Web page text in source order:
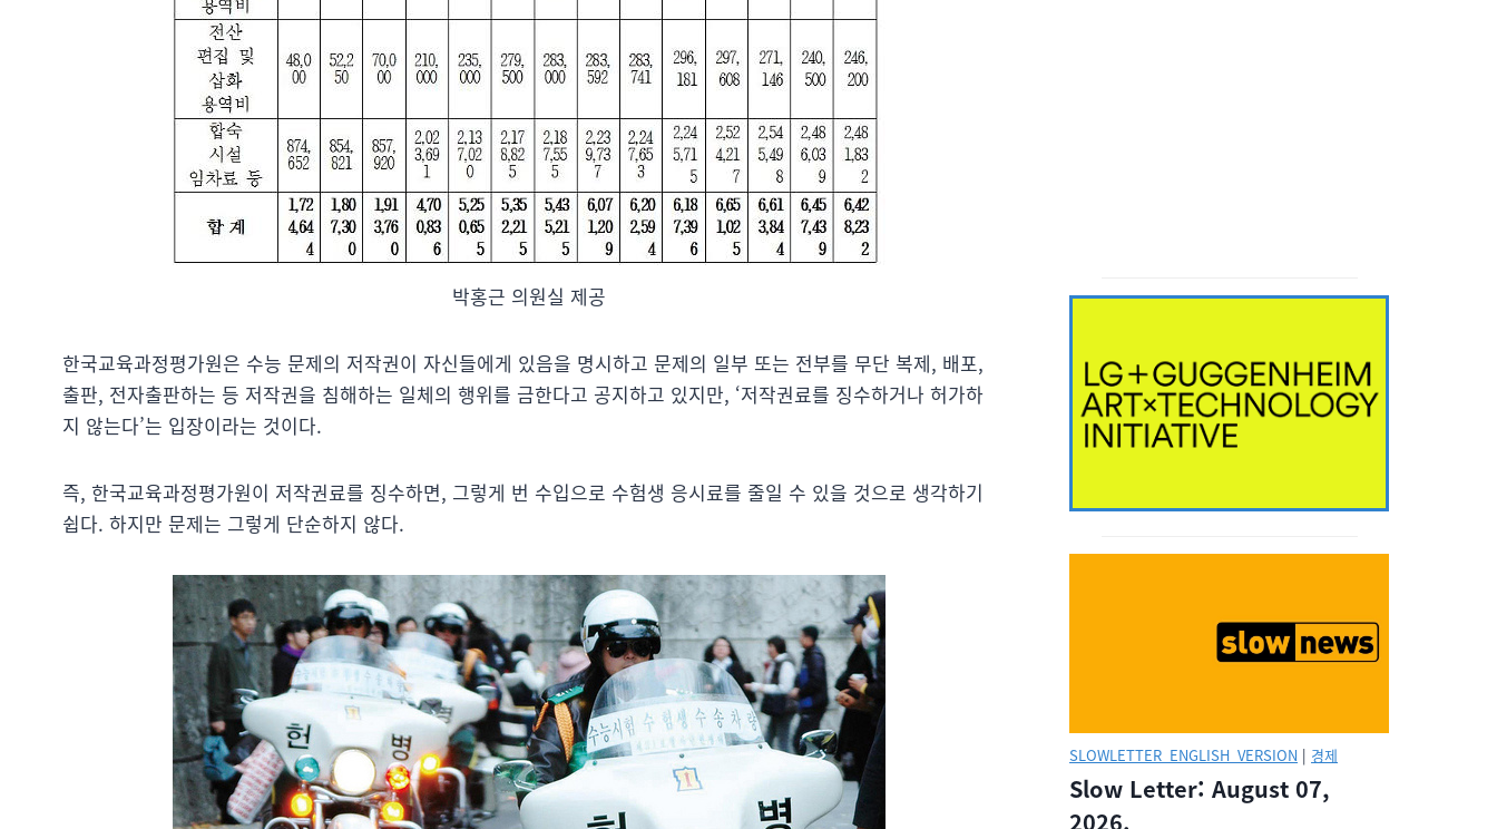
박홍근 의원실 제공
한국교육과정평가원은 수능 문제의 저작권이 자신들에게 있음을 명시하고 문제의 일부 또는 전부를 무단 복제, 배포,
출판, 전자출판하는 등 저작권을 침해하는 일체의 행위를 금한다고 공지하고 있지만, ‘저작권료를 징수하거나 허가하
지 않는다’는 입장이라는 것이다.
즉, 한국교육과정평가원이 저작권료를 징수하면, 그렇게 번 수입으로 수험생 응시료를 줄일 수 있을 것으로 생각하기
쉽다. 하지만 문제는 그렇게 단순하지 않다.
SLOWLETTER_ENGLISH_VERSION | 경제
Slow Letter: August 07,
2026.